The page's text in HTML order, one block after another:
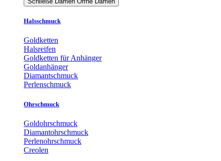
Halsschmuck
Goldketten
Halsreifen
Goldketten für Anhänger
Goldanhänger
Diamantschmuck
Perlenschmuck
Ohrschmuck
Goldohrschmuck
Diamantohrschmuck
Perlenohrschmuck
Creolen